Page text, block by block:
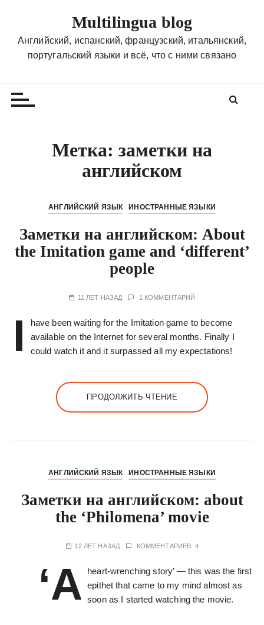
Multilingua blog
Английский, испанский, французский, итальянский,
португальский языки и всё, что с ними связано
Метка: заметки на
английском
АНГЛИЙСКИЙ ЯЗЫК ИНОСТРАННЫЕ ЯЗЫКИ
Заметки на английском: About
the Imitation game and ‘different’
people
11 ЛЕТ НАЗАД 1 КОММЕНТАРИЙ
I
have been waiting for the Imitation game to become
available on the Internet for several months. Finally I
could watch it and it surpassed all my expectations!
ПРОДОЛЖИТЬ ЧТЕНИЕ
АНГЛИЙСКИЙ ЯЗЫК ИНОСТРАННЫЕ ЯЗЫКИ
Заметки на английском: about
the ‘Philomena’ movie
12 ЛЕТ НАЗАД КОММЕНТАРИЕВ: 4
‘A
heart-wrenching story’ — this was the first
epithet that came to my mind almost as
soon as I started watching the movie.